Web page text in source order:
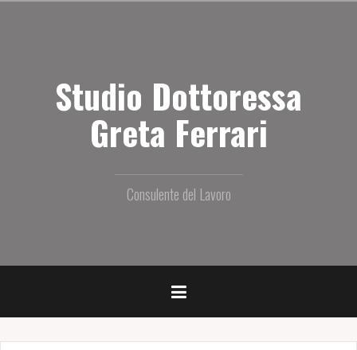
Studio Dottoressa
Greta Ferrari
Consulente del Lavoro